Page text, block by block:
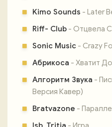
Kimo Sounds - Later
Riff- Club - Отцвела
Sonic Music - Crazy
Абрикоса - Хватит
Алгоритм Звука -
Версия Кавер)
Bratvazone -